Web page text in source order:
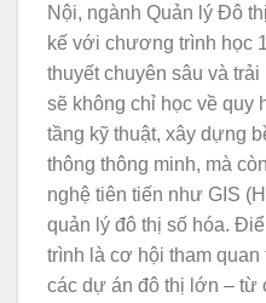
Nội, ngành Quản lý Đô
kế với chương trình học
thuyết chuyên sâu và
sẽ không chỉ học về quy
tầng kỹ thuật, xây dựng
thông thông minh, mà
nghệ tiên tiến như GIS
quản lý đô thị số hóa.
trình là cơ hội tham
các dự án đô thị lớn – từ